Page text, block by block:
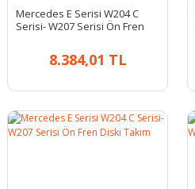
Mercedes E Serisi W204 C
Serisi- W207 Serisi Ön Fren
8.384,01 TL